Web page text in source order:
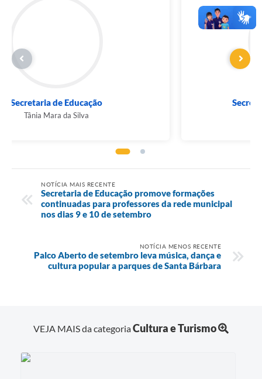
Secretaria de Educação
NOTÍCIA MAIS RECENTE
Secretaria de Educação promove formações
continuadas para professores da rede municipal
nos dias 9 e 10 de setembro
NOTÍCIA MENOS RECENTE
Palco Aberto de setembro leva música, dança e
cultura popular a parques de Santa Bárbara
VEJA MAIS da categoriaCultura e Turismo